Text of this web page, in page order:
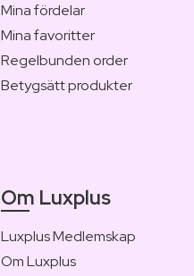
Mina fördelar
Mina favoritter
Regelbunden order
Betygsätt produkter
Om Luxplus
Luxplus Medlemskap
Om Luxplus